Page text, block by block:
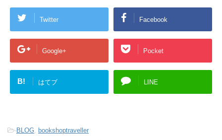
Twitter Facebook
Google+ Pocket
B! はてブ LINE
-BLOG
bookshoptraveller